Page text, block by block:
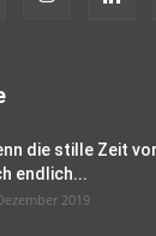
die stille Zeit
endlich...
2019